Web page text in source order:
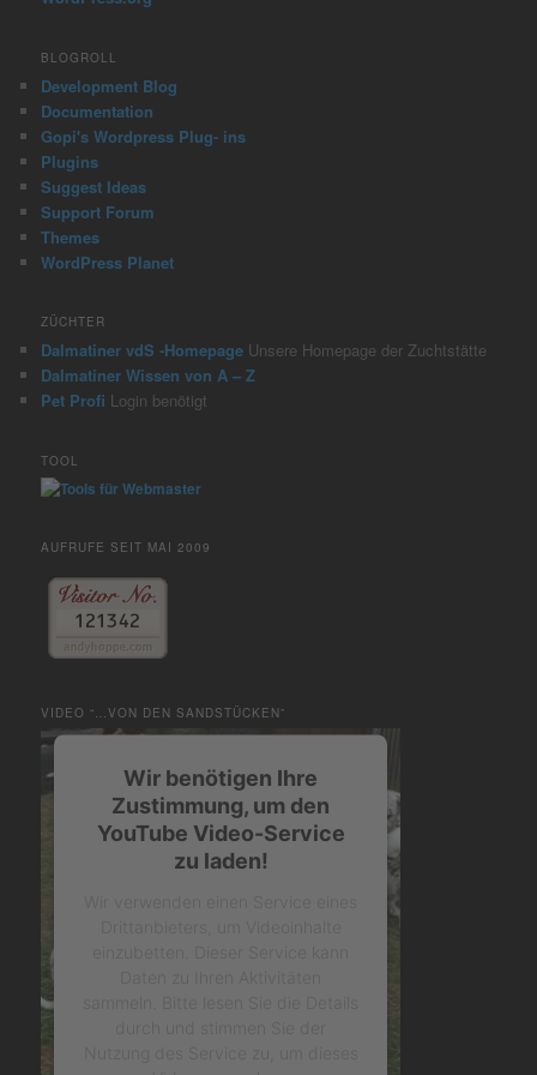
BLOGROLL
Development Blog
Documentation
Gopi's Wordpress Plug- ins
Plugins
Suggest Ideas
Support Forum
Themes
WordPress Planet
ZÜCHTER
Dalmatiner vdS -Homepage Unsere Homepage der Zuchtstätte
Dalmatiner Wissen von A – Z
Pet Profi Login benötigt
TOOL
AUFRUFE SEIT MAI 2009
VIDEO “…VON DEN SANDSTÜCKEN”
Wir benötigen Ihre
Zustimmung, um den
YouTube Video-Service
zu laden!